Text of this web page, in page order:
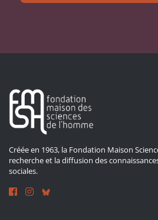
Créée en 1963, la Fondation Maison
recherche et la diffusion des
sociales.